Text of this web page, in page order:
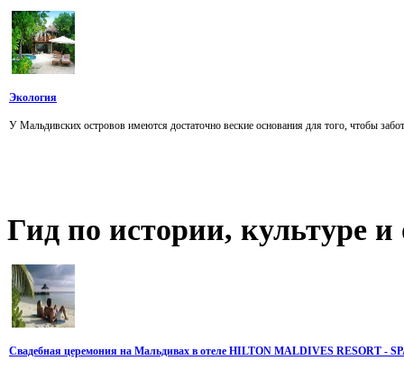
Экология
У Мальдивских островов имеются достаточно веские основания для того, чтобы
Гид по истории, культуре
Свадебная церемония на Мальдивах в отеле HILTON MALDIVES RESORT -